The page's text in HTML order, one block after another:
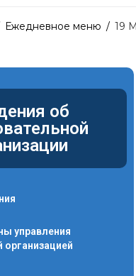
Ежедневное меню / 19
об
управления
организацией